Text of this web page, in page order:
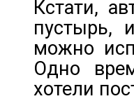
Кстати,
пустырь,
можно
Одно
хотели